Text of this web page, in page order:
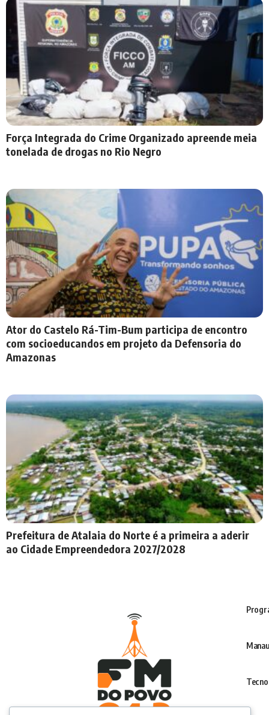
Força Integrada do Crime Organizado apreende meia
tonelada de drogas no Rio Negro
Ator do Castelo Rá-Tim-Bum participa de encontro
com socioeducandos em projeto da Defensoria do
Amazonas
Prefeitura de Atalaia do Norte é a primeira a aderir
ao Cidade Empreendedora 2027/2028